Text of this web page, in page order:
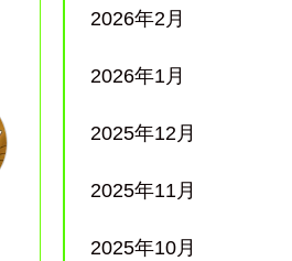
2026年2月
2026年1月
2025年12月
2025年11月
2025年10月